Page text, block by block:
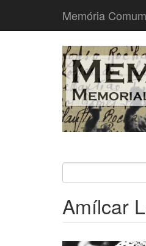
Memória Comum
Main
navigation
Amílcar